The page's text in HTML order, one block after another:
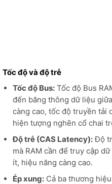
Tốc độ và độ trễ
Tốc độ Bus:Tốc độ Bus
đến băng thông dữ liệu
càng cao, tốc độ truyền tải
hiện tượng nghẽn cổ chai
Độ trễ (CAS Latency):Độ
mà RAM cần để truy cập
ít, hiệu năng càng cao.
Ép xung:Cả ba thương